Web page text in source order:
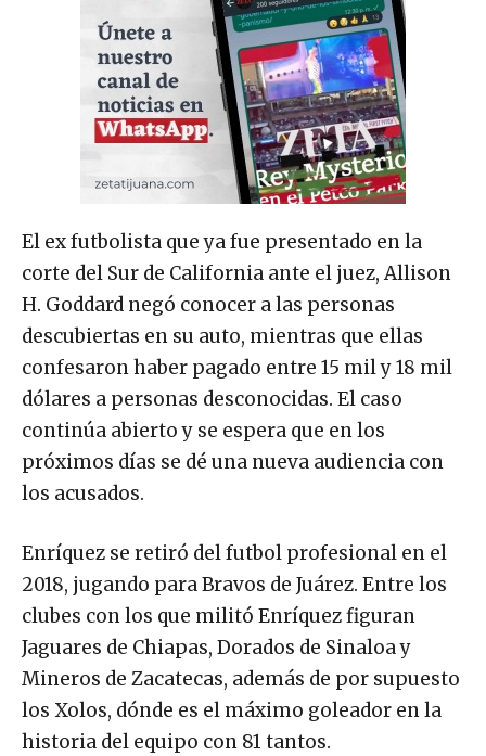
El ex futbolista que ya fue presentado en la
corte del Sur de California ante el juez, Allison
H. Goddard negó conocer a las personas
descubiertas en su auto, mientras que ellas
confesaron haber pagado entre 15 mil y 18 mil
dólares a personas desconocidas. El caso
continúa abierto y se espera que en los
próximos días se dé una nueva audiencia con
los acusados.
Enríquez se retiró del futbol profesional en el
2018, jugando para Bravos de Juárez. Entre los
clubes con los que militó Enríquez figuran
Jaguares de Chiapas, Dorados de Sinaloa y
Mineros de Zacatecas, además de por supuesto
los Xolos, dónde es el máximo goleador en la
historia del equipo con 81 tantos.